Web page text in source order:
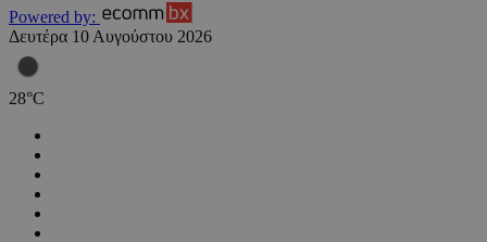
Powered by:
Δευτέρα 10 Αυγούστου 2026
28°C